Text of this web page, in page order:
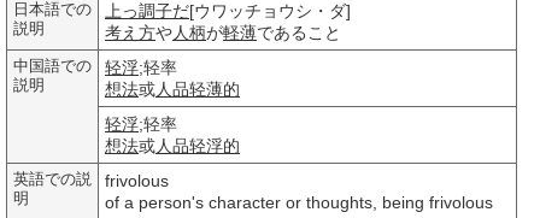
日本語での
説明
上っ調子だ[ウワッチョウシ・ダ]
考え方や人柄が軽薄であること
中国語での
説明
轻浮;轻率
想法或人品轻薄的
轻浮;轻率
想法或人品轻浮的
英語での説
明
frivolous
of a person's character or thoughts, being frivolous